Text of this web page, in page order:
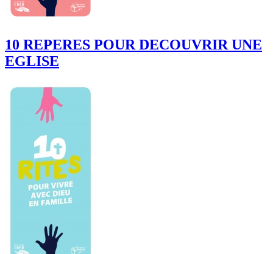
10 REPERES POUR DECOUVRIR UNE
EGLISE